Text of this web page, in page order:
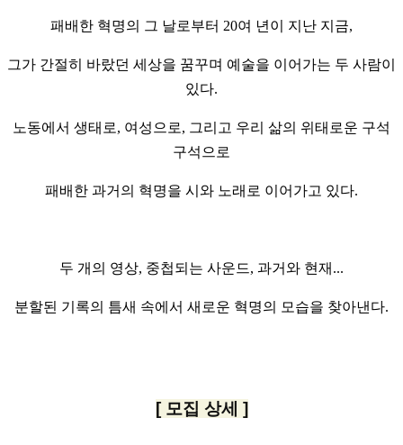
패배한 혁명의 그 날로부터 20여 년이 지난 지금,
그가 간절히 바랐던 세상을 꿈꾸며 예술을 이어가는 두 사람이
있다.
노동에서 생태로, 여성으로, 그리고 우리 삶의 위태로운 구석
구석으로
패배한 과거의 혁명을 시와 노래로 이어가고 있다.
두 개의 영상, 중첩되는 사운드, 과거와 현재...
분할된 기록의 틈새 속에서 새로운 혁명의 모습을 찾아낸다.
[ 모집 상세 ]